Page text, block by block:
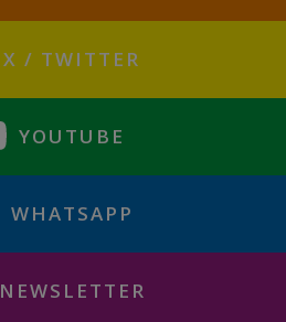
X / TWITTER
YOUTUBE
WHATSAPP
NEWSLETTER